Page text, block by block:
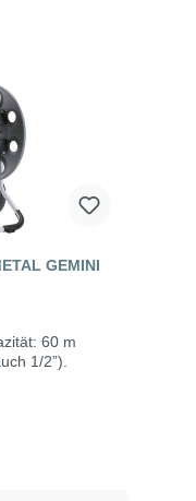
GEMINI
60 m
1/2”).